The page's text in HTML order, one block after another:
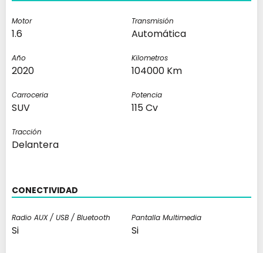
Motor
1.6
Transmisión
Automática
Año
2020
Kilometros
104000 Km
Carroceria
SUV
Potencia
115 Cv
Tracción
Delantera
CONECTIVIDAD
Radio AUX / USB / Bluetooth
Si
Pantalla Multimedia
Si